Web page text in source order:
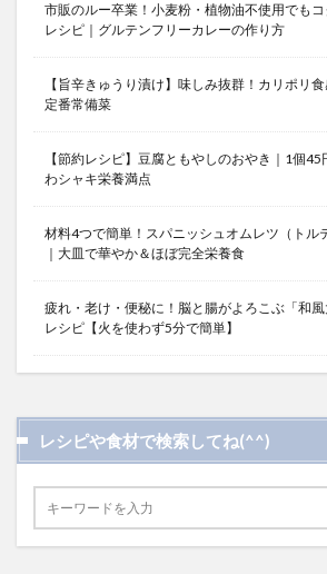
市販のルー卒業！小麦粉・植物油不使用でもコ
レシピ｜グルテンフリーカレーの作り方
【旨辛きゅうり漬け】味しみ抜群！カリポリ
定番常備菜
【節約レシピ】豆腐ともやしのおやき｜1個
わシャキ栄養満点
材料4つで簡単！スパニッシュオムレツ（トル
｜大皿で華やか＆ほぼ完全栄養食
疲れ・老け・便秘に！脳と腸がよろこぶ「和
レシピ【火を使わず5分で簡単】
レシピや食材で検索してね(^^)